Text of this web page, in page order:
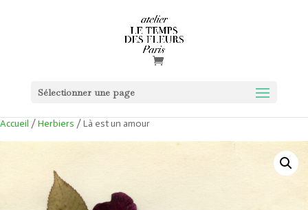
Sélectionner une page
Accueil /Herbiers / Là est un amour